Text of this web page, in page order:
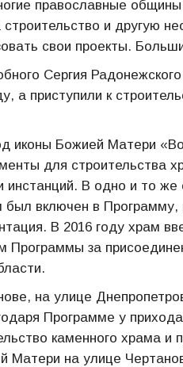
православные
строительство и другую
свои проекты.
Сергия
а приступили к
иконы Божией Матери
для строительства
В одно и то же
был включен в
В 2016 году храм
Программы за
на улице
Программе у
каменного храма
Матери на улице